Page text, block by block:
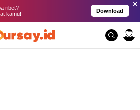
ribet?
kamu!
Download
×